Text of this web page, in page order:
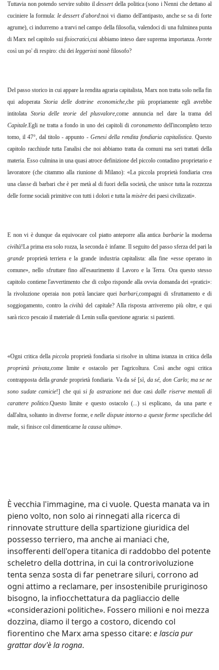
Tuttavia non potendo servire subito ildessertdella politica (sono i Nenni che dettano al
cuciniere la formula: le dessert d'abord:noi vi diamo dell'antipasto, anche se sa di forte
agrume), ci indurremo a trarvi nel campo della filosofia, valendoci di una fulminea punta
di Marx nel capitolo suifisiocratici,cui abbiamo inteso dare suprema importanza. Avrete
così un po' di respiro: chi dei leggeristi nonè filosofo?
Del passo storico in cui appare la rendita agraria capitalista, Marx non tratta solo nella fin
qui adoperataStoria delle dottrine economiche,che più propriamente egli avrebbe
intitolata Storia delle teorie del plusvalore,come annuncia nel dare la trama del
Capitale.Egli ne tratta a fondo in uno dei capitoli di coronamento dell'incompleto terzo
tomo, il 47°, dal titolo - appunto - Genesi della rendita fondiaria capitalistica. Questo
capitolo racchiude tutta l'analisi che noi abbiamo tratta da comuni ma seri trattati della
materia. Esso culmina in una quasi atroce definizione del piccolo contadino proprietario e
lavoratore (che citammo alla riunione di Milano): «La piccola proprietà fondiaria crea
una classe di barbari che è per metà al di fuori della società, che unisce tutta la rozzezza
delle forme sociali primitive con tutti i dolori e tutta la misère dei paesi civilizzati».
E non vi è dunque da equivocare col piatto anteporre alla antica barbariela moderna
civiltà!La prima era solo rozza, la seconda è infame. Il seguito del passo sferza del pari la
grande proprietà terriera e la grande industria capitalista: alla fine «esse operano in
comune», nello sfruttare fino all'esaurimento il Lavoro e la Terra. Ora questo stesso
capitolo contiene l'avvertimento che di colpo risponde alla ovvia domanda dei «pratici»:
la rivoluzione operaia non potrà lanciare queibarbari,compagni di sfruttamento e di
soggiogamento, contro laciviltà del capitale? Alla risposta arriveremo più oltre, e qui
sarà ricco pescaio il materiale di Lenin sulla questione agraria: si pazienti.
«Ogni critica della piccola proprietà fondiaria si risolve in ultima istanza in critica della
proprietà privata,come limite e ostacolo per l'agricoltura. Così anche ogni critica
contrapposta dellagrandeproprietà fondiaria. Va da sé [sì, da sé, don Carlo;ma se ne
sono sudate camicie!] che quisi fa astrazione nei due casidalle riserve mentali di
carattere politico.Questo limite e questo ostacolo (...) si esplicano, da una parte e
dall'altra, soltanto in diverse forme, enelle dispute intorno a queste forme specifiche del
male, si finisce col dimenticarne la causa ultima».
È vecchia l'immagine, ma ci vuole. Questa manata va in
pieno volto, non solo ai rinnegati alla ricerca di
rinnovate strutture della spartizione giuridica del
possesso terriero, ma anche ai maniaci che,
insofferenti dell'opera titanica di raddobbo del potente
scheletro della dottrina, in cui la controrivoluzione
tenta senza sosta di far penetrare siluri, corrono ad
ogni attimo a reclamare, per insostenibile pruriginoso
bisogno, la infiocchettatura da pagliaccio delle
«considerazioni politiche». Fossero milioni e noi mezza
dozzina, diamo il tergo a costoro, dicendo col
fiorentino che Marx ama spesso citare: e lascia pur
grattar dov'è la rogna.